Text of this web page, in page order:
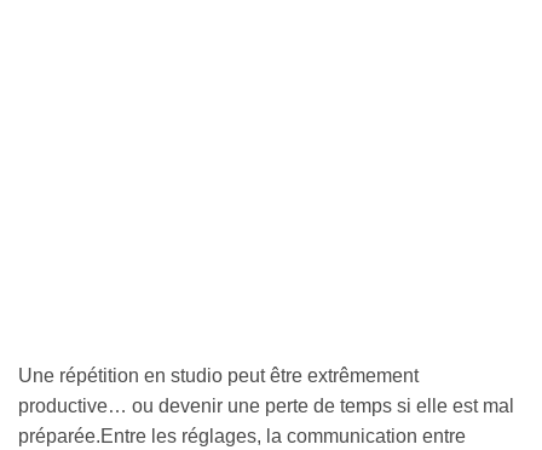
Une répétition en studio peut être extrêmement
productive… ou devenir une perte de temps si elle est mal
préparée.Entre les réglages, la communication entre